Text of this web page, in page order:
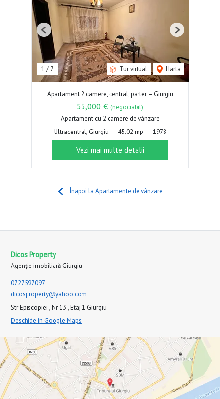
1 / 7 Tur virtual Harta
Previous Next
Apartament 2 camere, central, parter – Giurgiu
55,000 € (negociabil)
Apartament cu 2 camere de vânzare
Ultracentral, Giurgiu
45.02 mp 1978
Vezi mai multe detalii
Înapoi la Apartamente de vânzare
Dicos Property
Agenție imobiliară Giurgiu
0727597097
dicosproperty@yahoo.com
Str Episcopiei , Nr 13 , Etaj 1 Giurgiu
Deschide în Google Maps